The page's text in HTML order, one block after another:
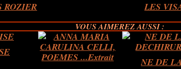
ROZIER LES
VOUS AIMEREZ AUSSI :
NE DE